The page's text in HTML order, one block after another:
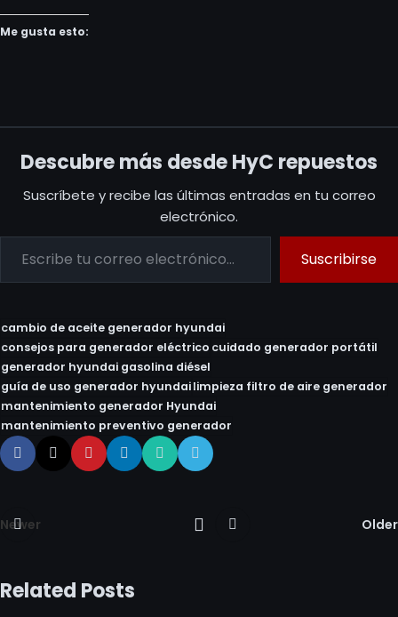
Me gusta esto:
Descubre más desde HyC repuestos
Suscríbete y recibe las últimas entradas en tu correo
electrónico.
Suscribirse
cambio de aceite generador hyundai
consejos para generador eléctrico cuidado generador portátil
generador hyundai gasolina diésel
guía de uso generador hyundailimpieza filtro de aire generador
mantenimiento generador Hyundai
mantenimiento preventivo generador
Newer Older
Related Posts